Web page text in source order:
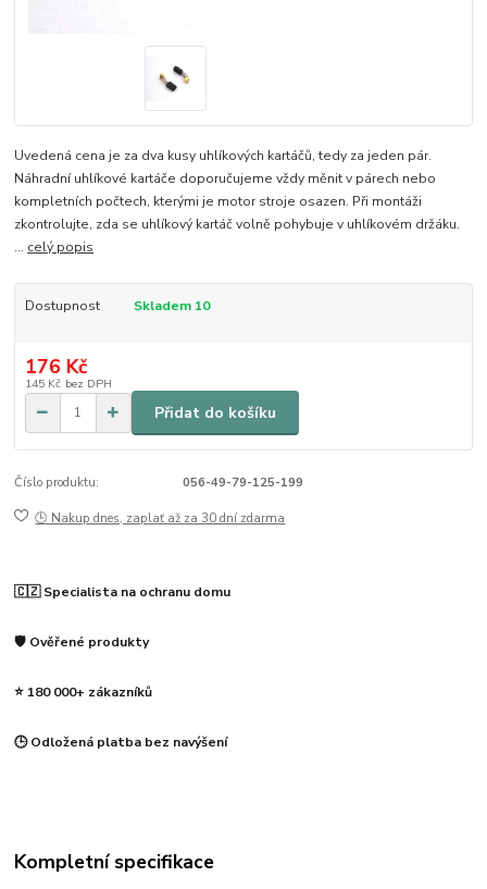
Uvedená cena je za dva kusy uhlíkových kartáčů, tedy za jeden pár.
Náhradní uhlíkové kartáče doporučujeme vždy měnit v párech nebo
kompletních počtech, kterými je motor stroje osazen. Při montáži
zkontrolujte, zda se uhlíkový kartáč volně pohybuje v uhlíkovém držáku.
... celý popis
Dostupnost Skladem 10
176 Kč
145 Kč bez DPH
Přidat do košíku
Číslo produktu: 056-49-79-125-199
🕒 Nakup dnes, zaplať až za 30 dní zdarma
🇨🇿 Specialista na ochranu domu
🛡️ Ověřené produkty
⭐ 180 000+ zákazníků
🕒 Odložená platba bez navýšení
Kompletní specifikace